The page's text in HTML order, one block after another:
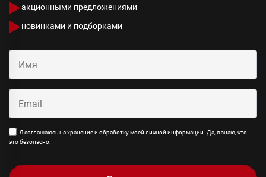
акционными предложениями
новинками и подборками
Я соглашаюсь на хранение и обработку моей личной информации. Да, я знаю, что
это безопасно.